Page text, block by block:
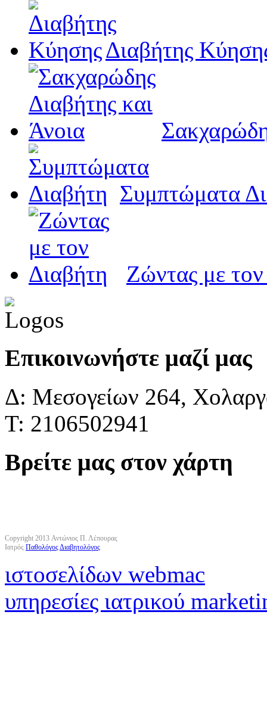
Διαβήτης
Συμπτώματα
Ζώντας με
Επικοινωνήστε μαζί μας
Δ: Μεσογείων 264,
Τ: 2106502941
Βρείτε μας στον χάρτη
Copyright 2013 Αντώνιος Π. Λέπουρας
Ιατρός ΠαθολόγοςΔιαβητολόγος
ιστοσελίδων webmac
υπηρεσίες ιατρικού